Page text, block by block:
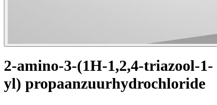
2-amino-3-(1H-1,2,4-triazool-1-
yl) propaanzuurhydrochloride